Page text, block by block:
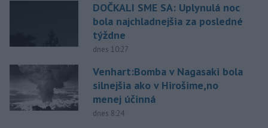
DOČKALI SME SA: Uplynulá noc
bola najchladnejšia za posledné
týždne
dnes 10:27
Venhart:Bomba v Nagasaki bola
silnejšia ako v Hirošime,no
menej účinná
dnes 8:24